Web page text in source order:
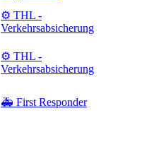
⚙️ THL -
Verkehrsabsicherung
⚙️ THL -
Verkehrsabsicherung
🚑 First Responder